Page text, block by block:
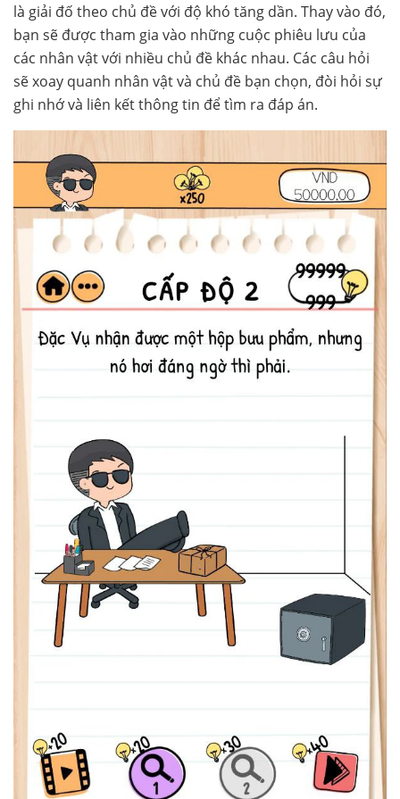
là giải đố theo chủ đề với độ khó tăng dần. Thay vào đó,
bạn sẽ được tham gia vào những cuộc phiêu lưu của
các nhân vật với nhiều chủ đề khác nhau. Các câu hỏi
sẽ xoay quanh nhân vật và chủ đề bạn chọn, đòi hỏi sự
ghi nhớ và liên kết thông tin để tìm ra đáp án.